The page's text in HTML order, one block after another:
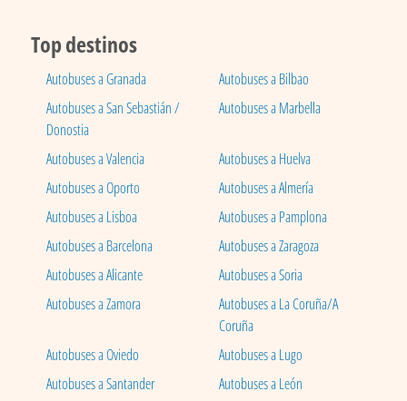
Top destinos
Autobuses a Granada
Autobuses a Bilbao
Autobuses a San Sebastián /
Donostia
Autobuses a Marbella
Autobuses a Valencia
Autobuses a Huelva
Autobuses a Oporto
Autobuses a Almería
Autobuses a Lisboa
Autobuses a Pamplona
Autobuses a Barcelona
Autobuses a Zaragoza
Autobuses a Alicante
Autobuses a Soria
Autobuses a Zamora
Autobuses a La Coruña/A
Coruña
Autobuses a Oviedo
Autobuses a Lugo
Autobuses a Santander
Autobuses a León